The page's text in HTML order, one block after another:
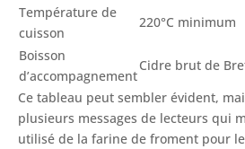
Température de
cuisson
220°C minimum
Boisson
d’accompagnement
Cidre brut de
Ce tableau peut sembler évident,
plusieurs messages de lecteurs qui
utilisé de la farine de froment pour